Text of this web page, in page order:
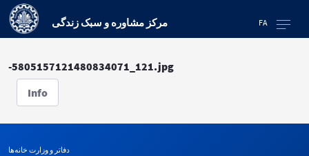
FA مرکز مشاوره و سبک زندگی
-5805157121480834071_121.jpg
Info
دفاتر و وزارت خانه‌ها